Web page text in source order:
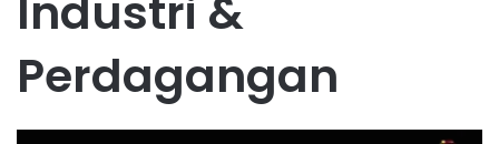
Industri &
Perdagangan